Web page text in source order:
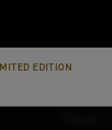
EDITION